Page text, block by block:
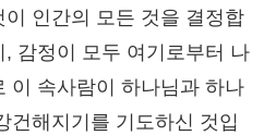
인간의 모든 것을 결정합
감정이 모두 여기로부터 나
이 속사람이 하나님과 하나
건해지기를 기도하신 것입